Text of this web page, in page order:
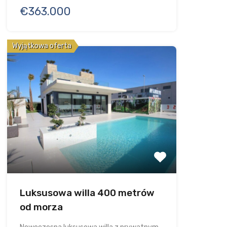
€363.000
Wyjątkowa oferta
Luksusowa willa 400 metrów
od morza